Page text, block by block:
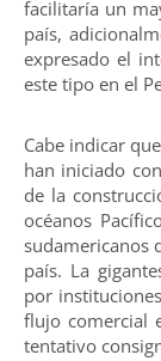
facilitaría un
país,
expresado el
este tipo en el
Cabe indicar
han iniciado
de la
océanos
sudamericanos
país. La
por
flujo comercial
tentativo